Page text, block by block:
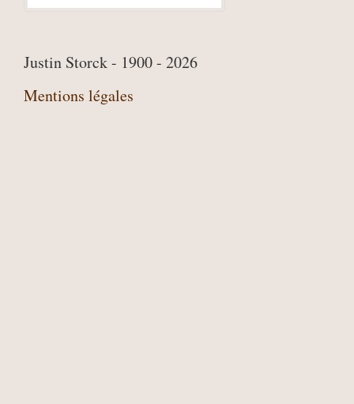
Justin Storck - 1900 - 2026
Mentions légales